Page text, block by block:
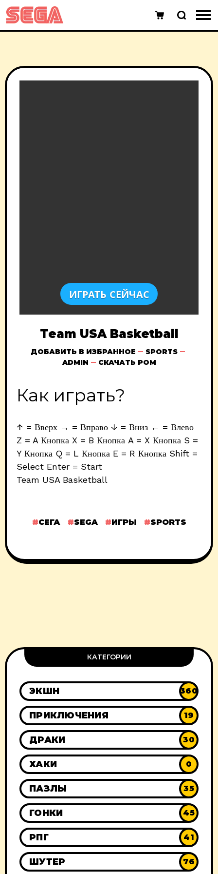
ИГРАТЬ СЕЙЧАС
Team USA Basketball
ДОБАВИТЬ В ИЗБРАННОЕ
SPORTS
ADMIN
СКАЧАТЬ РОМ
Как играть?
↑ = Вверх → = Вправо ↓ = Вниз ← = Влево
Z = A Кнопка X = B Кнопка A = X Кнопка S =
Y Кнопка Q = L Кнопка E = R Кнопка Shift =
Select Enter = Start
Team USA Basketball
СЕГА SEGA ИГРЫ SPORTS
КАТЕГОРИИ
ЭКШН 360
ПРИКЛЮЧЕНИЯ 19
ДРАКИ 30
ХАКИ 0
ПАЗЛЫ 35
ГОНКИ 45
РПГ 41
ШУТЕР 76